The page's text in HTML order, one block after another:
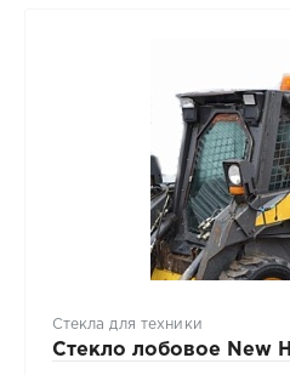
Стекла для техники
Стекло лобовое New